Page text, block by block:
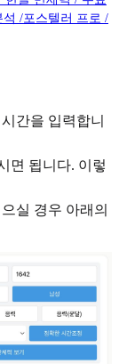
/포스텔러 프로 /
간을 입력합니
면 됩니다. 이렇
실 경우 아래의